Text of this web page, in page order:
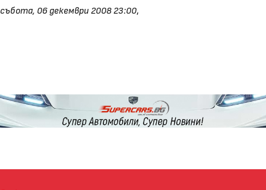
събота, 06 декември 2008 23:00,